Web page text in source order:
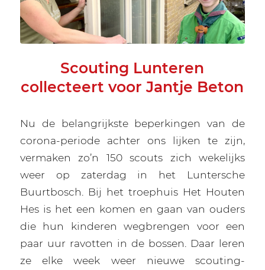
Scouting Lunteren
collecteert voor Jantje Beton
Nu de belangrijkste beperkingen van de
corona-periode achter ons lijken te zijn,
vermaken zo’n 150 scouts zich wekelijks
weer op zaterdag in het Luntersche
Buurtbosch. Bij het troephuis Het Houten
Hes is het een komen en gaan van ouders
die hun kinderen wegbrengen voor een
paar uur ravotten in de bossen. Daar leren
ze elke week weer nieuwe scouting-